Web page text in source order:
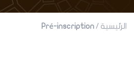
الرئيسية /
Pré-inscription